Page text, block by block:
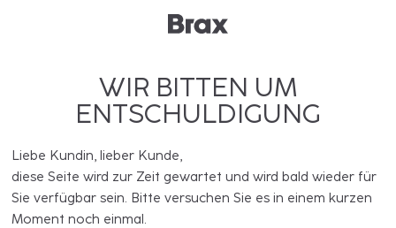
WIR BITTEN UM
ENTSCHULDIGUNG
Liebe Kundin, lieber Kunde,
diese Seite wird zur Zeit gewartet und wird bald wieder für
Sie verfügbar sein. Bitte versuchen Sie es in einem kurzen
Moment noch einmal.